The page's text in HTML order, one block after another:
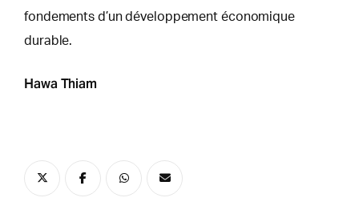
fondements d’un développement économique
durable.
Hawa Thiam